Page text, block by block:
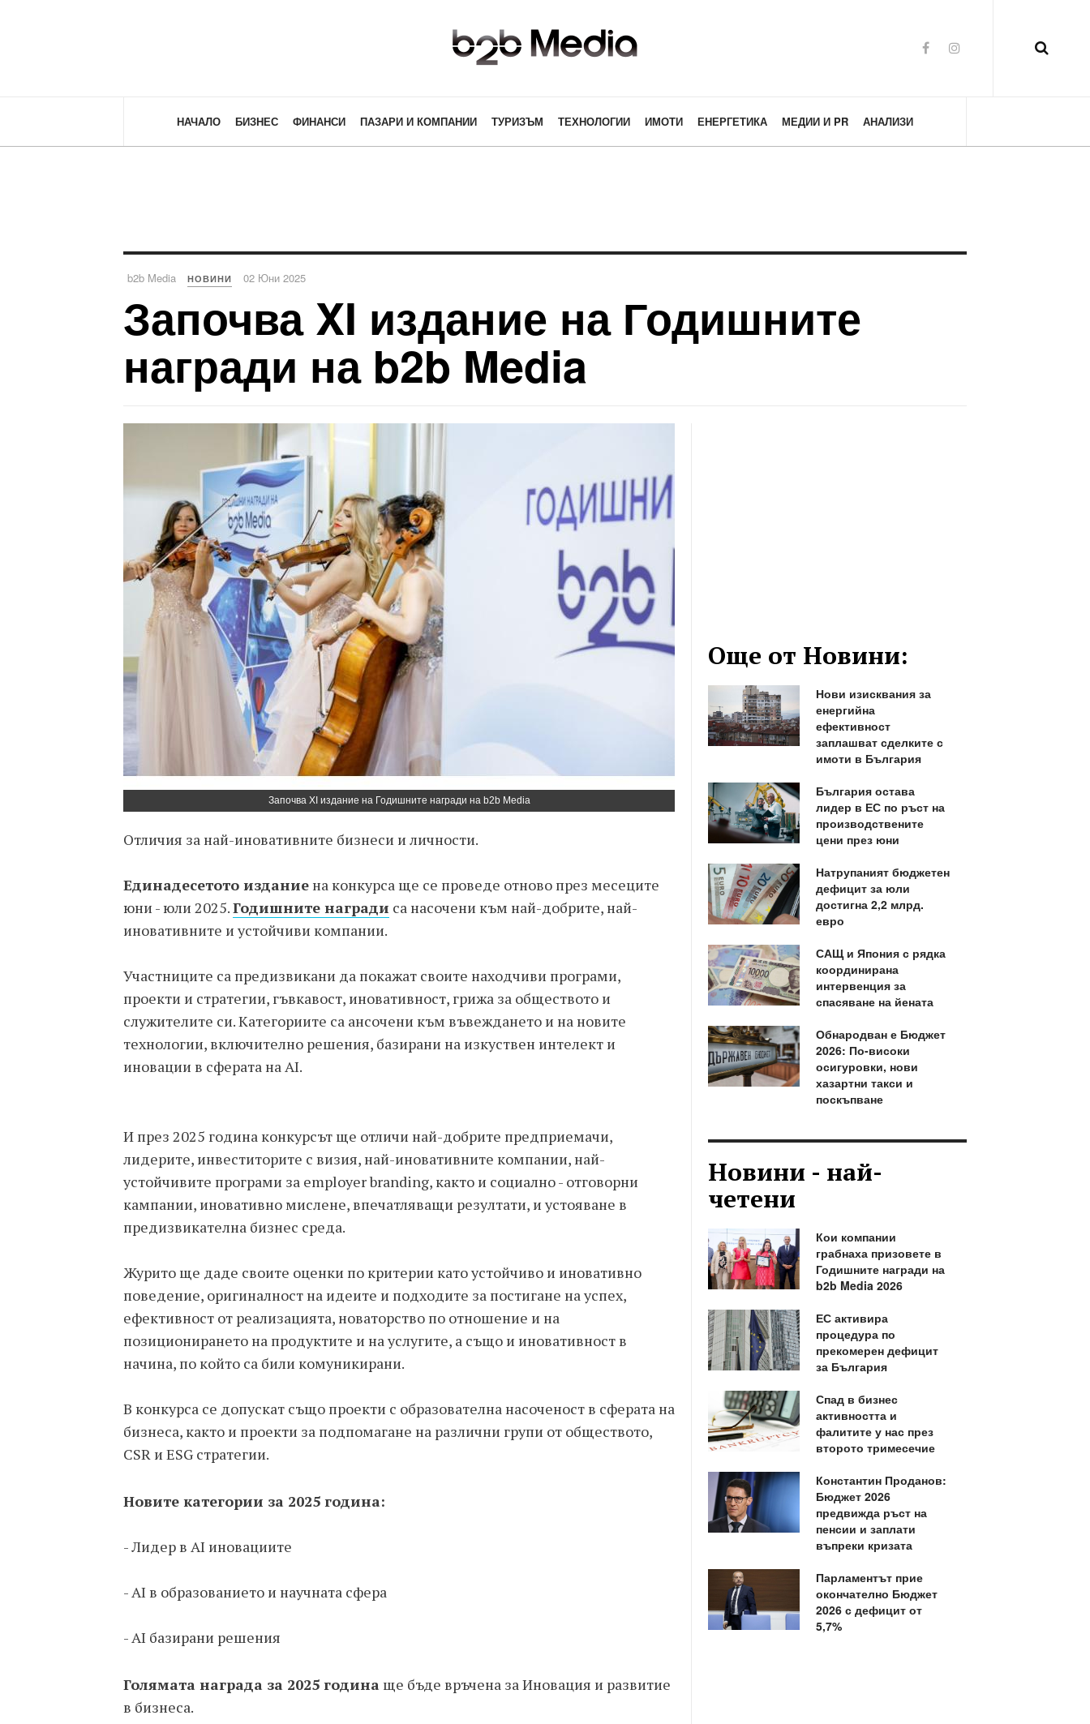
НАЧАЛО БИЗНЕС ФИНАНСИ ПАЗАРИ И КОМПАНИИ ТУРИЗЪМ ТЕХНОЛОГИИ ИМОТИ ЕНЕРГЕТИКА МЕДИИ И PR АНАЛИЗИ
b2b Media НОВИНИ 02 Юни 2025
Започва XI издание на Годишните
награди на b2b Media
Започва XI издание на Годишните награди на b2b Media
Отличия за най-иновативните бизнеси и личности.
Единадесетото издание на конкурса ще се проведе отново през месеците
юни - юли 2025.Годишните награди са насочени към най-добрите, най-
иновативните и устойчиви компании.
Участниците са предизвикани да покажат своите находчиви програми,
проекти и стратегии, гъвкавост, иновативност, грижа за обществото и
служителите си. Категориите са ансочени към въвеждането и на новите
технологии, включително решения, базирани на изкуствен интелект и
иновации в сферата на AI.
И през 2025 година конкурсът ще отличи най-добрите предприемачи,
лидерите, инвеститорите с визия, най-иновативните компании, най-
устойчивите програми за employer branding, както и социално - отговорни
кампании, иновативно мислене, впечатляващи резултати, и устояване в
предизвикателна бизнес среда.
Журито ще даде своите оценки по критерии като устойчиво и иновативно
поведение, оригиналност на идеите и подходите за постигане на успех,
ефективност от реализацията, новаторство по отношение и на
позиционирането на продуктите и на услугите, а също и иновативност в
начина, по който са били комуникирани.
В конкурса се допускат също проекти с образователна насоченост в сферата на
бизнеса, както и проекти за подпомагане на различни групи от обществото,
CSR и ESG стратегии.
Новите категории за 2025 година:
- Лидер в AI иновациите
- AI в образованието и научната сфера
- AI базирани решения
Голямата награда за 2025 година ще бъде връчена за Иновация и развитие
в бизнеса.
Още от Новини:
Нови изисквания за
енергийна
ефективност
заплашват сделките с
имоти в България
България остава
лидер в ЕС по ръст на
производствените
цени през юни
Натрупаният бюджетен
дефицит за юли
достигна 2,2 млрд.
евро
САЩ и Япония с рядка
координирана
интервенция за
спасяване на йената
Обнародван е Бюджет
2026: По-високи
осигуровки, нови
хазартни такси и
поскъпване
Новини - най-
четени
Кои компании
грабнаха призовете в
Годишните награди на
b2b Media 2026
ЕС активира
процедура по
прекомерен дефицит
за България
Спад в бизнес
активността и
фалитите у нас през
второто тримесечие
Константин Проданов:
Бюджет 2026
предвижда ръст на
пенсии и заплати
въпреки кризата
Парламентът прие
окончателно Бюджет
2026 с дефицит от
5,7%